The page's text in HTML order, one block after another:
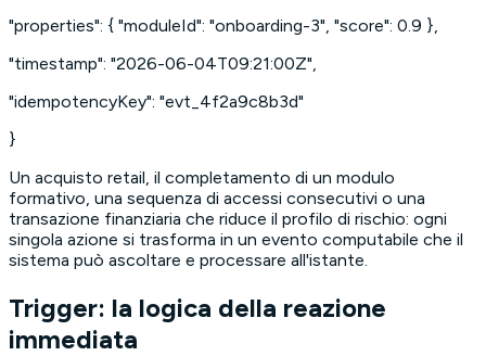
"properties": { "moduleId": "onboarding-3", "score": 0.9 },
"timestamp": "2026-06-04T09:21:00Z",
"idempotencyKey": "evt_4f2a9c8b3d"
}
Un acquisto retail, il completamento di un modulo
formativo, una sequenza di accessi consecutivi o una
transazione finanziaria che riduce il profilo di rischio: ogni
singola azione si trasforma in un evento computabile che il
sistema può ascoltare e processare all'istante.
Trigger: la logica della reazione
immediata